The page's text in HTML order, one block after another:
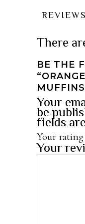
REVIEWS
There
BE THE
Your
be
fields
Your rating
Your